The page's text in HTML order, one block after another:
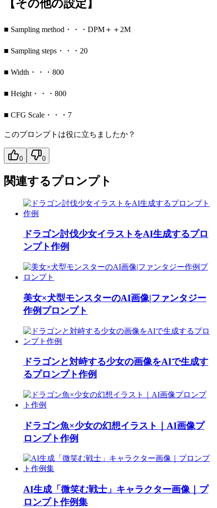
【その他の設定】
■ Sampling method・・・DPM＋＋2M
■ Sampling steps・・・20
■ Width・・・800
■ Height・・・800
■ CFG Scale・・・7
このプロンプトは役に立ちましたか？
0 0
関連するプロンプト
ドラゴン討伐少女イラストをAI生成するプロ
ンプト作例
美女×犬型モンスターのAI画像|ファンタジー
作例プロンプト
ドラゴンと対峙する少女の画像をAIで生成す
るプロンプト作例
ドラゴン魚×少女の幻想イラスト｜AI画像プ
ロンプト作例
AI生成「微笑む戦士」キャラクター画像｜プ
ロンプト作例集